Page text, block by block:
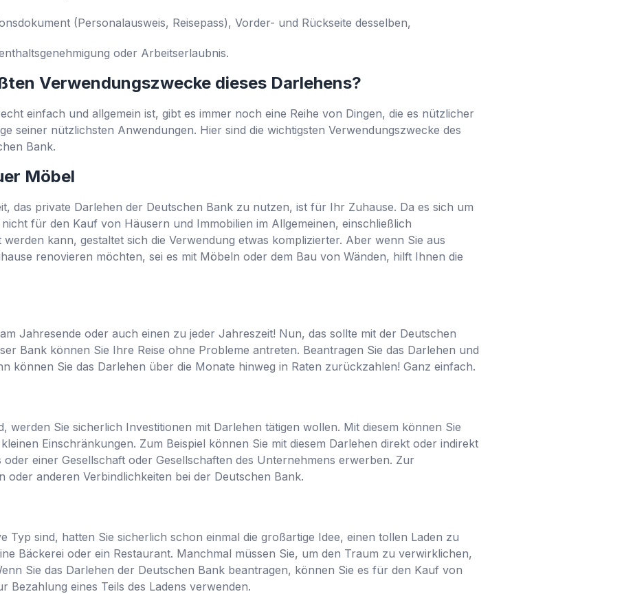
(Personalausweis, Reisepass), Vorder- und Rückseite desselben,
oder Arbeitserlaubnis.
Verwendungszwecke dieses Darlehens?
einfach und allgemein ist, gibt es immer noch eine Reihe von Dingen, die es nützlicher
seiner nützlichsten Anwendungen. Hier sind die wichtigsten Verwendungszwecke des
Bank.
Möbel
das private Darlehen der Deutschen Bank zu nutzen, ist für Ihr Zuhause. Da es sich um
für den Kauf von Häusern und Immobilien im Allgemeinen, einschließlich
kann, gestaltet sich die Verwendung etwas komplizierter. Aber wenn Sie aus
renovieren möchten, sei es mit Möbeln oder dem Bau von Wänden, hilft Ihnen die
Jahresende oder auch einen zu jeder Jahreszeit! Nun, das sollte mit der Deutschen
Bank können Sie Ihre Reise ohne Probleme antreten. Beantragen Sie das Darlehen und
können Sie das Darlehen über die Monate hinweg in Raten zurückzahlen! Ganz einfach.
werden Sie sicherlich Investitionen mit Darlehen tätigen wollen. Mit diesem können Sie
Einschränkungen. Zum Beispiel können Sie mit diesem Darlehen direkt oder indirekt
einer Gesellschaft oder Gesellschaften des Unternehmens erwerben. Zur
oder anderen Verbindlichkeiten bei der Deutschen Bank.
Typ sind, hatten Sie sicherlich schon einmal die großartige Idee, einen tollen Laden zu
Bäckerei oder ein Restaurant. Manchmal müssen Sie, um den Traum zu verwirklichen,
Sie das Darlehen der Deutschen Bank beantragen, können Sie es für den Kauf von
Bezahlung eines Teils des Ladens verwenden.